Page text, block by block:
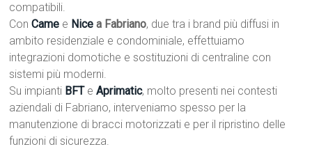
compatibili.
ConCame e Nice a Fabriano, due tra i brand più diffusi in
ambito residenziale e condominiale, effettuiamo
integrazioni domotiche e sostituzioni di centraline con
sistemi più moderni.
Su impianti BFT eAprimatic, molto presenti nei contesti
aziendali di Fabriano, interveniamo spesso per la
manutenzione di bracci motorizzati e per il ripristino delle
funzioni di sicurezza.